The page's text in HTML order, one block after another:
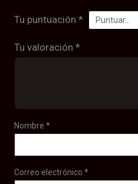
Tu puntuación*
Tu valoración*
Nombre*
Correo electrónico*